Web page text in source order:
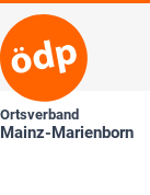
Ortsverband
Mainz-Marienborn